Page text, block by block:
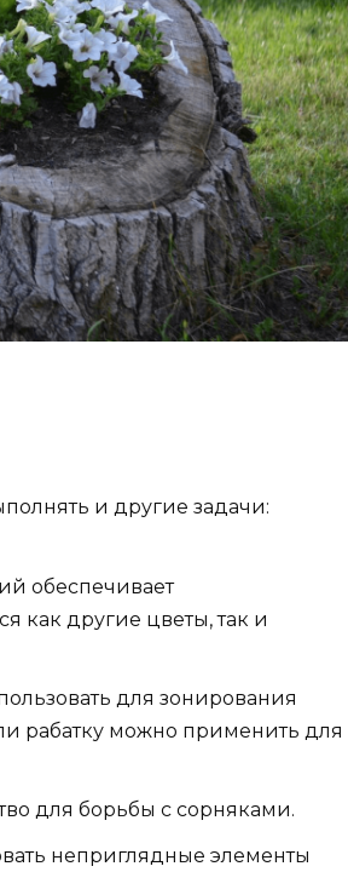
и другие задачи:
обеспечивает
как другие цветы, так и
для зонирования
рабатку можно применить для
для борьбы с сорняками.
неприглядные элементы